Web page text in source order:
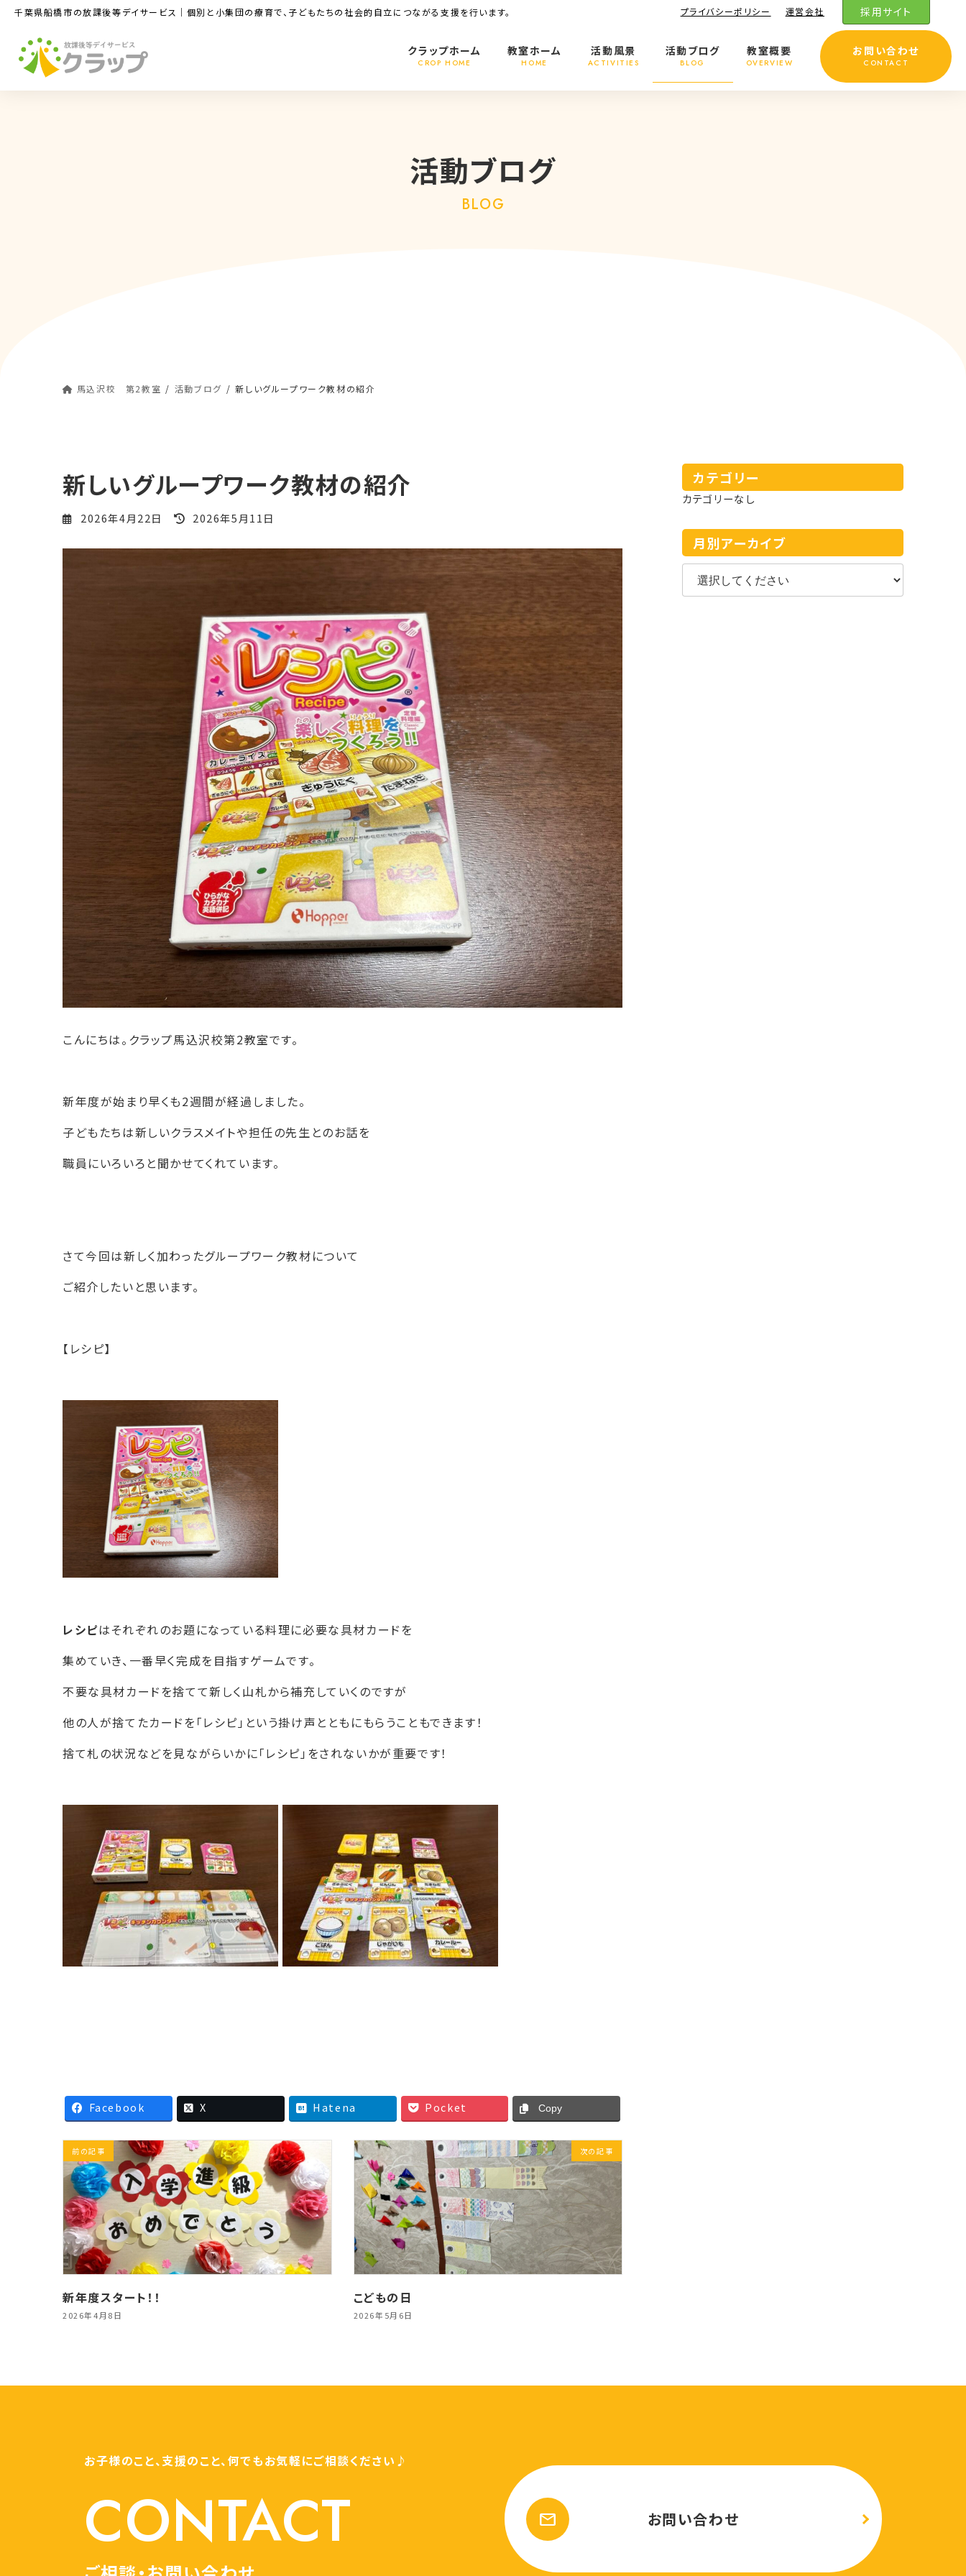
へ
ョ
千葉県船橋市の放課後等デイサービス｜個別と小集団の療育で、子どもたちの社会的自立につながる支援を行います。 プライバシーポリシー 運営会社 採用サイト
クラップホーム
CROP HOME
教室ホーム
HOME
活動風景
ACTIVITIES
活動ブログ
BLOG
教室概要
OVERVIEW
お問い合わせ
CONTACT
活動ブログ
BLOG
馬込沢校 第2教室 活動ブログ 新しいグループワーク教材の紹介
新しいグループワーク教材の紹介
2026年4月22日
最
更
2026年5月11日
こんにちは。クラップ馬込沢校第2教室です。
新年度が始まり早くも2週間が経過しました。
子どもたちは新しいクラスメイトや担任の先生とのお話を
職員にいろいろと聞かせてくれています。
さて今回は新しく加わったグループワーク教材について
ご紹介したいと思います。
【レシピ】
レシピはそれぞれのお題になっている料理に必要な具材カードを
集めていき、一番早く完成を目指すゲームです。
不要な具材カードを捨てて新しく山札から補充していくのですが
他の人が捨てたカードを「レシピ」という掛け声とともにもらうこともできます！
捨て札の状況などを見ながらいかに「レシピ」をされないかが重要です！
Facebook X Hatena Pocket Copy
前の記事
新年度スタート！！
2026年4月8日
次の記事
こどもの日
2026年5月6日
カテゴリー
カテゴリーなし
月別アーカイブ
お子様のこと、支援のこと、何でもお気軽にご相談ください♪
CONTACT mail お問い合わせ